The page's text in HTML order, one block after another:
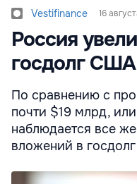
Vestifinance 16
Россия
госдолг США
По сравнению с
почти $19 млрд,
наблюдается все
вложений в